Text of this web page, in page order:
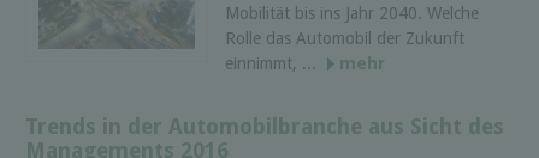
Mobilität bis ins Jahr 2040. Welche
Rolle das Automobil der Zukunft
einnimmt, ...
mehr
Trends in der Automobilbranche aus Sicht des
Managements 2016